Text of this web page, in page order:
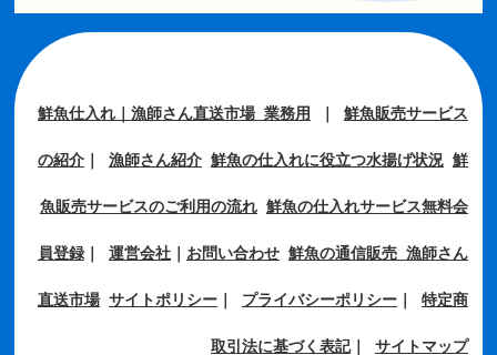
鮮魚仕入れ｜漁師さん直送市場 業務用 鮮魚販売サービス
の紹介｜ 漁師さん紹介 鮮魚の仕入れに役立つ水揚げ状況 鮮
魚販売サービスのご利用の流れ 鮮魚の仕入れサービス無料会
員登録｜ 運営会社｜ お問い合わせ 鮮魚の通信販売 漁師さん
直送市場 サイトポリシー｜ プライバシーポリシー｜ 特定商
取引法に基づく表記｜ サイトマップ